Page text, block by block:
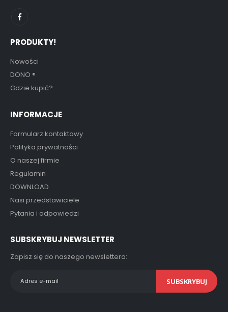
PRODUKTY!
Nowości
DONO ®
Gdzie kupić?
INFORMACJE
Formularz kontaktowy
Polityka prywatności
O naszej firmie
Regulamin
DOWNLOAD
Nasi przedstawiciele
Pytania i odpowiedzi
SUBSKRYBUJ NEWSLETTER
Zapisz się do naszego newslettera:
SUBSKRYBUJ